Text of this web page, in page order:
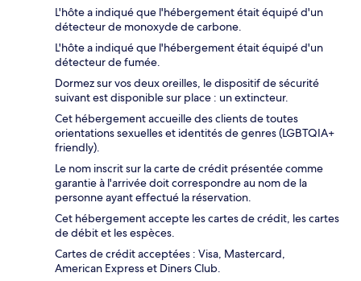
L'hôte a indiqué que l'hébergement était équipé d'un
détecteur de monoxyde de carbone.
L'hôte a indiqué que l'hébergement était équipé d'un
détecteur de fumée.
Dormez sur vos deux oreilles, le dispositif de sécurité
suivant est disponible sur place : un extincteur.
Cet hébergement accueille des clients de toutes
orientations sexuelles et identités de genres (LGBTQIA+
friendly).
Le nom inscrit sur la carte de crédit présentée comme
garantie à l'arrivée doit correspondre au nom de la
personne ayant effectué la réservation.
Cet hébergement accepte les cartes de crédit, les cartes
de débit et les espèces.
Cartes de crédit acceptées : Visa, Mastercard,
American Express et Diners Club.